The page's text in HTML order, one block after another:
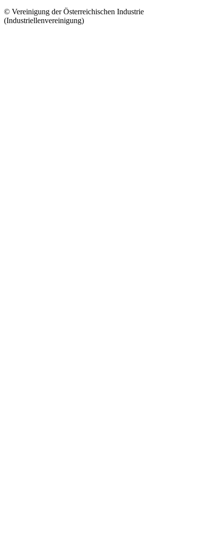
© Vereinigung der Österreichischen Industrie
(Industriellenvereinigung)